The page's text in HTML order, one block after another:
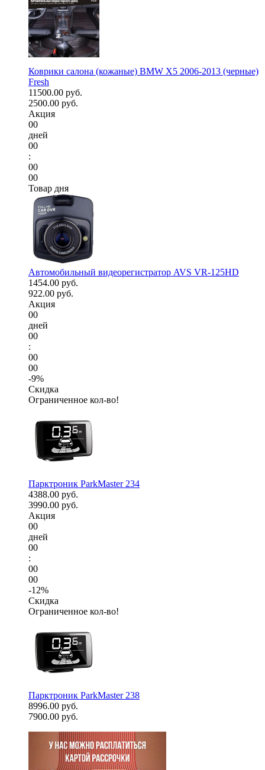
Коврики салона (кожаные) BMW X5 2006-2013 (черные)
Fresh
11500.00 руб.
2500.00 руб.
Акция
00
дней
00
:
00
00
Товар дня
Автомобильный видеорегистратор AVS VR-125HD
1454.00 руб.
922.00 руб.
Акция
00
дней
00
:
00
00
-9%
Скидка
Ограниченное кол-во!
Парктроник ParkMaster 234
4388.00 руб.
3990.00 руб.
Акция
00
дней
00
:
00
00
-12%
Скидка
Ограниченное кол-во!
Парктроник ParkMaster 238
8996.00 руб.
7900.00 руб.